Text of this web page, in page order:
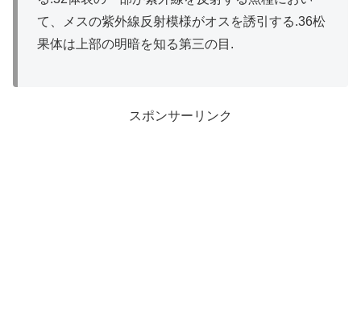
て、メスの紫外線反射模様がオスを誘引する.36松
果体は上部の明暗を知る第三の目.
スポンサーリンク